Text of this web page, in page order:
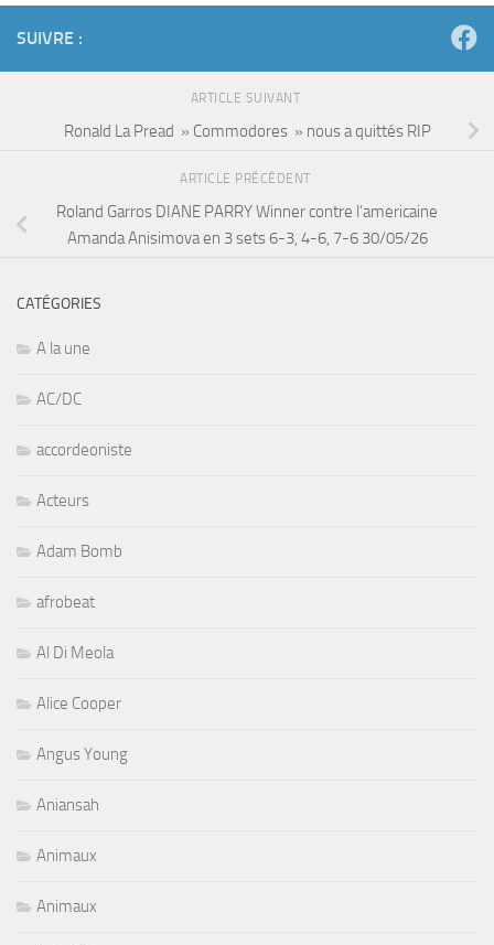
SUIVRE :
ARTICLE SUIVANT
Ronald La Pread » Commodores » nous a quittés RIP
ARTICLE PRÉCÉDENT
Roland Garros DIANE PARRY Winner contre l’americaine
Amanda Anisimova en 3 sets 6-3, 4-6, 7-6 30/05/26
CATÉGORIES
A la une
AC/DC
accordeoniste
Acteurs
Adam Bomb
afrobeat
Al Di Meola
Alice Cooper
Angus Young
Aniansah
Animaux
Animaux